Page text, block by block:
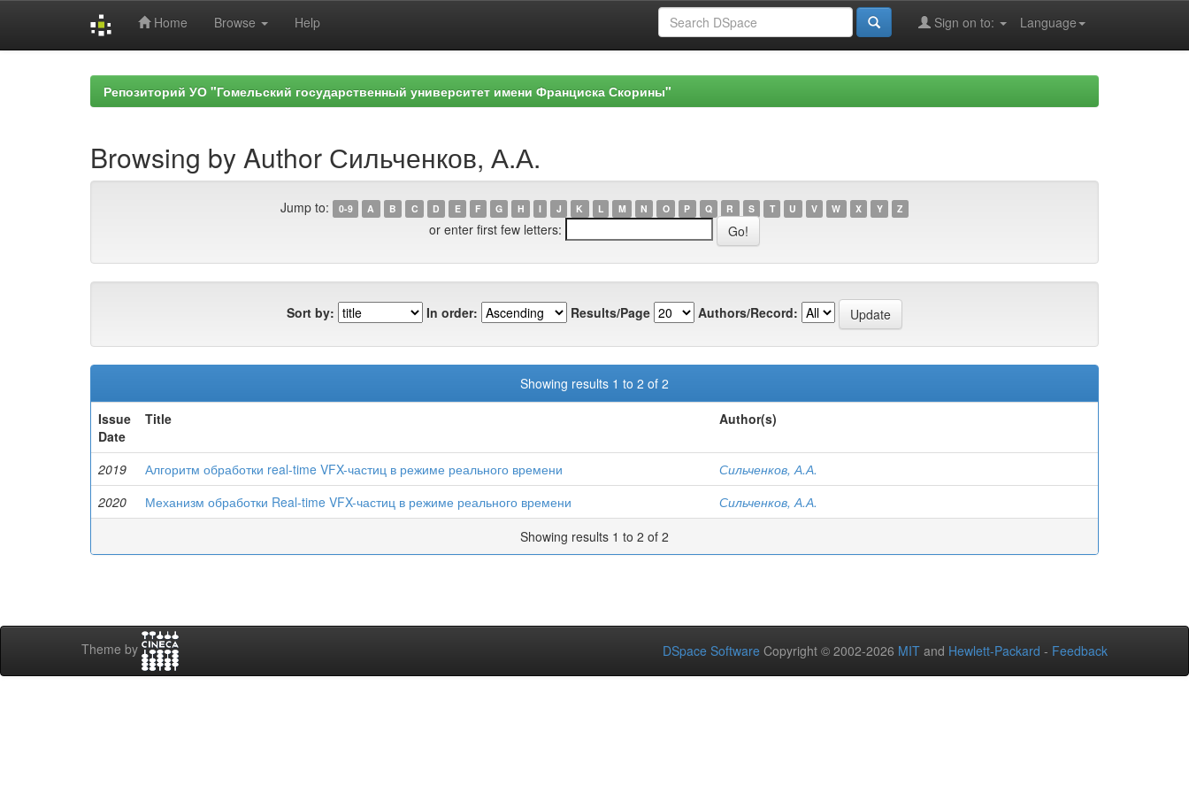
Home Browse Help Language
Sign on to:
Репозиторий УО "Гомельский государственный университет имени Франциска Скорины"
Browsing by Author Сильченков, А.А.
Jump to: 0-9 A B C D E F G H I J K L M N O P Q R S T U V W X Y Z
or enter first few letters:
Sort by: In order: Results/Page Authors/Record:
Showing results 1 to 2 of 2
Issue
Date
Title Author(s)
2019 Алгоритм обработки real-time VFX-частиц в режиме реального времени
Сильченков, А.А.
2020
Механизм обработки Real-time VFX-частиц в режиме реального времени
Сильченков, А.А.
Showing results 1 to 2 of 2
Theme by DSpace Software Copyright © 2002-2026 MIT and Hewlett-Packard - Feedback